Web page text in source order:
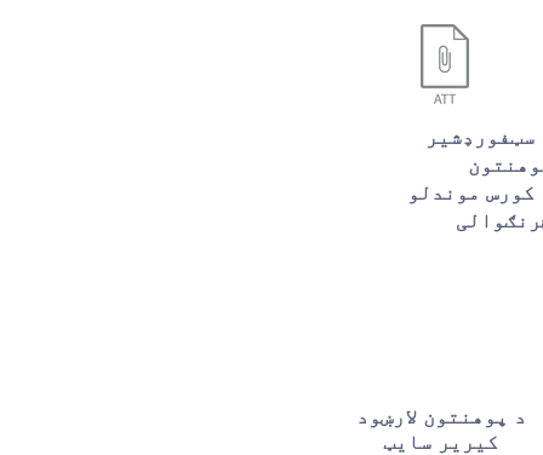
سټفورډشیر
کورس موندلو
د پوهنتون لارښود
کیریر سایټ